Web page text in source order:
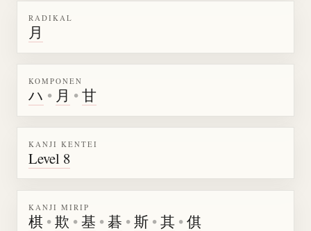
RADIKAL
月
KOMPONEN
ハ • 月 •甘
KANJI KENTEI
Level 8
KANJI MIRIP
棋 •欺 •基 •碁 •斯 •其 •倛